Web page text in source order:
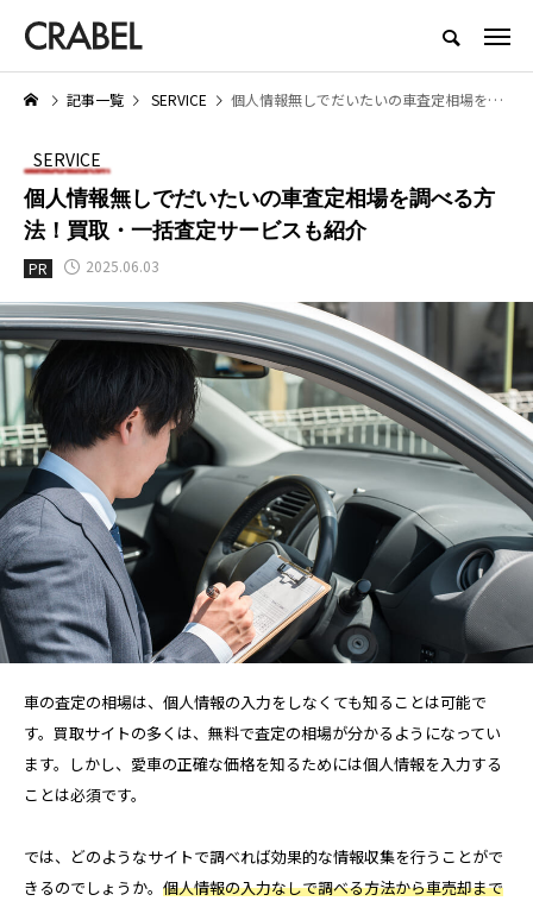
記事一覧 SERVICE 個人情報無しでだいたいの車査定相場を調べる方法！買取・一括査定サービスも紹介
SERVICE
個人情報無しでだいたいの車査定相場を調べる方
法！買取・一括査定サービスも紹介
PR 2025.06.03
車の査定の相場は、個人情報の入力をしなくても知ることは可能で
す。買取サイトの多くは、無料で査定の相場が分かるようになってい
ます。しかし、愛車の正確な価格を知るためには個人情報を入力する
ことは必須です。
では、どのようなサイトで調べれば効果的な情報収集を行うことがで
きるのでしょうか。 個人情報の入力なしで調べる方法から車売却まで
もっとくらべる、もっとほしくなる
LIFESTYLE
【着用レビュー】リライブシャツ
αの効果は本当？口コミや評判も
紹介
2026.01.29
SERVICE
医師転職サイト・エージェント
すすめ10選｜利用者の口コミや
評判から徹底比較
2025.06.19
TAG LIST
AGA BEYOND it転職おすすめ
IT転職サイト アップルジム
アップルジム口コミ アップルジム評判
ウォーターサーバー エアコンクリーニング